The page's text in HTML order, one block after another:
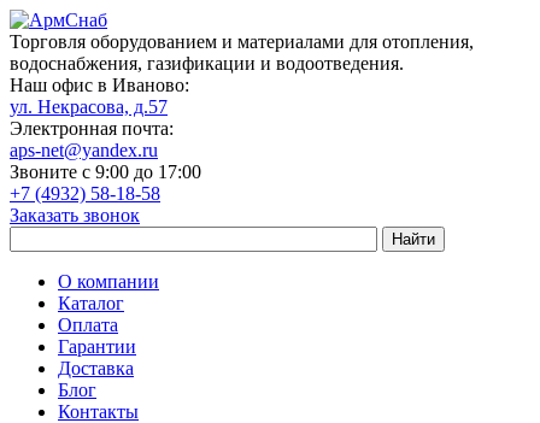
Торговля оборудованием и материалами для отопления,
водоснабжения, газификации и водоотведения.
Наш офис в Иваново:
ул. Некрасова, д.57
Электронная почта:
aps-net@yandex.ru
Звоните с 9:00 до 17:00
+7 (4932) 58-18-58
Заказать звонок
О компании
Каталог
Оплата
Гарантии
Доставка
Блог
Контакты